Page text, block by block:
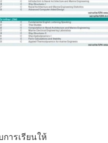
ารเรียนให้